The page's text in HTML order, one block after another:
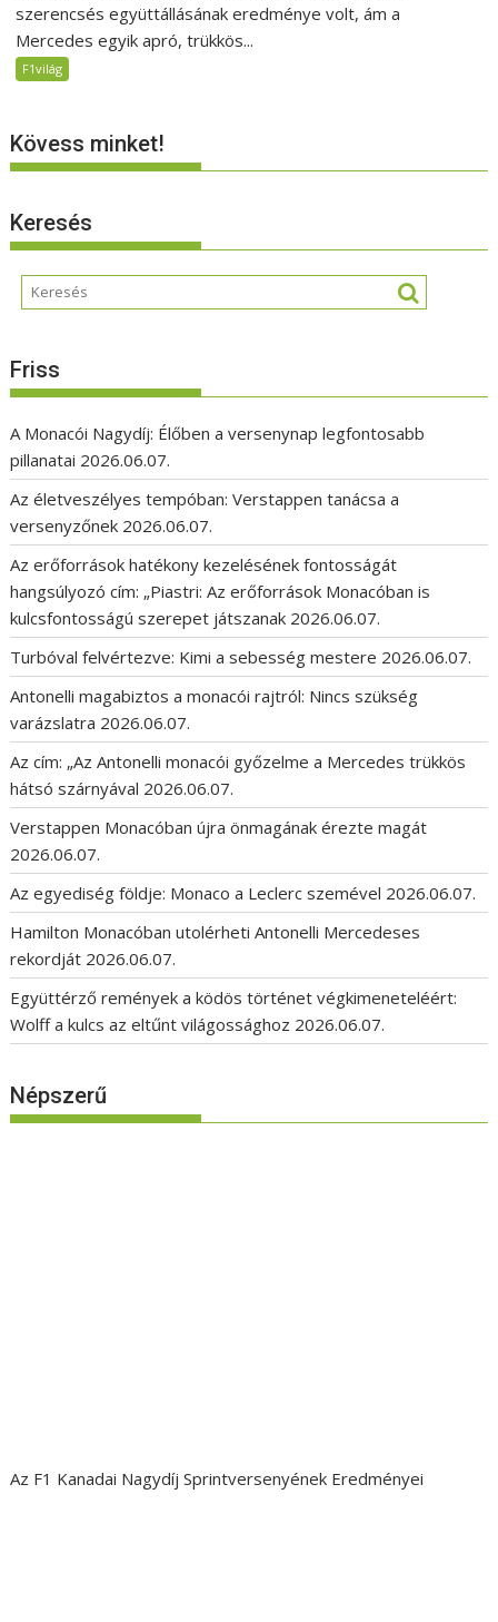
szerencsés együttállásának eredménye volt, ám a
Mercedes egyik apró, trükkös...
F1világ
Kövess minket!
Keresés
Friss
A Monacói Nagydíj: Élőben a versenynap legfontosabb
pillanatai 2026.06.07.
Az életveszélyes tempóban: Verstappen tanácsa a
versenyzőnek 2026.06.07.
Az erőforrások hatékony kezelésének fontosságát
hangsúlyozó cím: „Piastri: Az erőforrások Monacóban is
kulcsfontosságú szerepet játszanak 2026.06.07.
Turbóval felvértezve: Kimi a sebesség mestere 2026.06.07.
Antonelli magabiztos a monacói rajtról: Nincs szükség
varázslatra 2026.06.07.
Az cím: „Az Antonelli monacói győzelme a Mercedes trükkös
hátsó szárnyával 2026.06.07.
Verstappen Monacóban újra önmagának érezte magát
2026.06.07.
Az egyediség földje: Monaco a Leclerc szemével 2026.06.07.
Hamilton Monacóban utolérheti Antonelli Mercedeses
rekordját 2026.06.07.
Együttérző remények a ködös történet végkimeneteléért:
Wolff a kulcs az eltűnt világossághoz 2026.06.07.
Népszerű
Az F1 Kanadai Nagydíj Sprintversenyének Eredményei